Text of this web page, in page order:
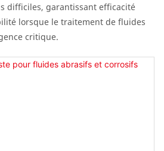
difficiles, garantissant efficacité
lorsque le traitement de fluides
critique.